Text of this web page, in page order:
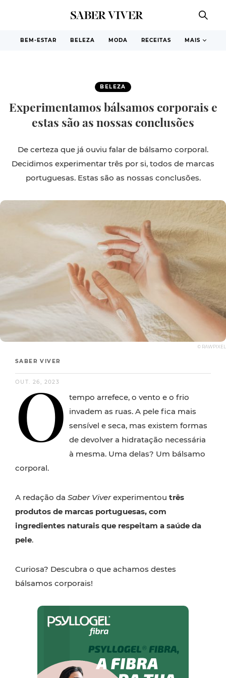
BEM-ESTAR BELEZA MODA RECEITAS MAIS
BELEZA
Experimentamos bálsamos corporais e
estas são as nossas conclusões
De certeza que já ouviu falar de bálsamo corporal.
Decidimos experimentar três por si, todos de marcas
portuguesas. Estas são as nossas conclusões.
© RAWPIXEL
SABER VIVER
OUT. 26, 2023
O tempo arrefece, o vento e o frio
invadem as ruas. A pele fica mais
sensível e seca, mas existem formas
de devolver a hidratação necessária
à mesma. Uma delas? Um bálsamo
corporal.
A redação da Saber Viverexperimentou três
produtos de marcas portuguesas, com
ingredientes naturais que respeitam a saúde da
pele.
Curiosa? Descubra o que achamos destes
bálsamos corporais!